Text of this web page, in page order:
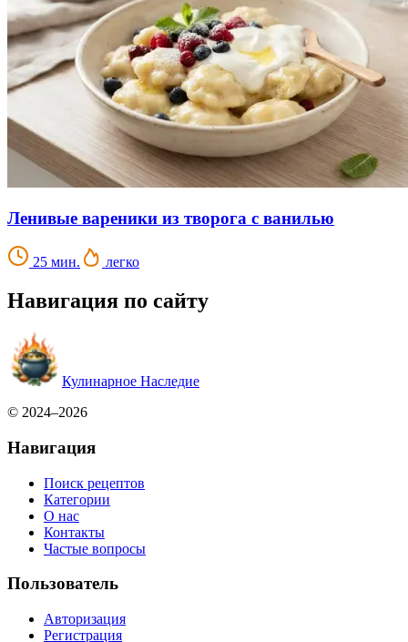
Ленивые вареники из творога с ванилью
25 мин. легко
Навигация по сайту
Кулинарное Наследие
© 2024–2026
Навигация
Поиск рецептов
Категории
О нас
Контакты
Частые вопросы
Пользователь
Авторизация
Регистрация